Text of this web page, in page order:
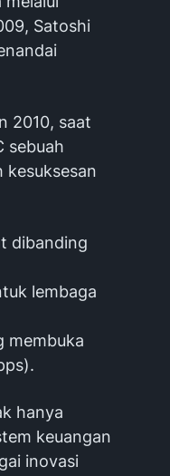
Satoshi
2010, saat
sebuah
kesuksesan
dibanding
lembaga
membuka
hanya
keuangan
inovasi